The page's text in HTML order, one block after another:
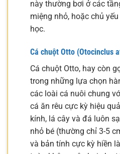
này thường bơi ở các
miệng nhỏ, hoặc chủ
học.
Cá chuột Otto (Otocinclus
Cá chuột Otto, hay còn
trong những lựa chọn
các loài cá nuôi chung
cá ăn rêu cực kỳ hiệu
kính, lá cây và đá luôn
nhỏ bé (thường chỉ 3-5
và bản tính cực kỳ hiền